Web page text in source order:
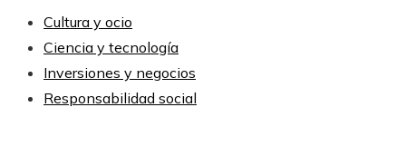
Cultura y ocio
Ciencia y tecnología
Inversiones y negocios
Responsabilidad social